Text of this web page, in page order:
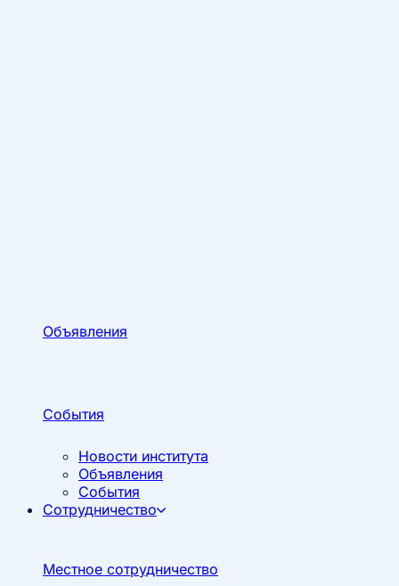
Объявления
События
Новости института
Объявления
События
Сотрудничество
Местное сотрудничество